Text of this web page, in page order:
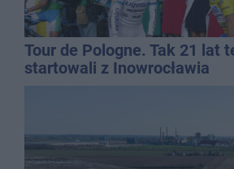
Tour de Pologne. Tak 21 lat
startowali z Inowrocławia